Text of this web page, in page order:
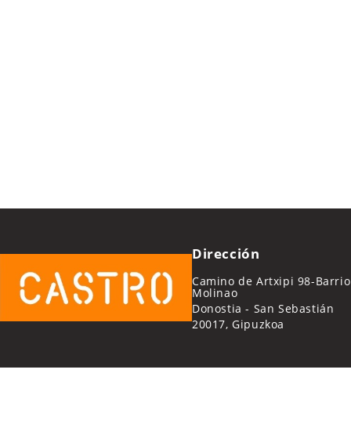
Dirección
Camino de Artxipi 98-Barrio
Molinao
Donostia - San Sebastián
20017, Gipuzkoa